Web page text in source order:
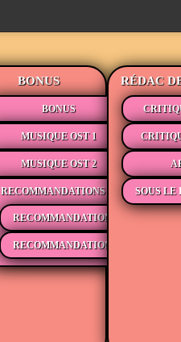
BONUS
BONUS
MUSIQUE OST 1
MUSIQUE OST 2
RECOMMANDATIONS
RECOMMANDATIONS MÉDIAS
RECOMMANDATIONS LECTURE
RÉDAC
SOUS